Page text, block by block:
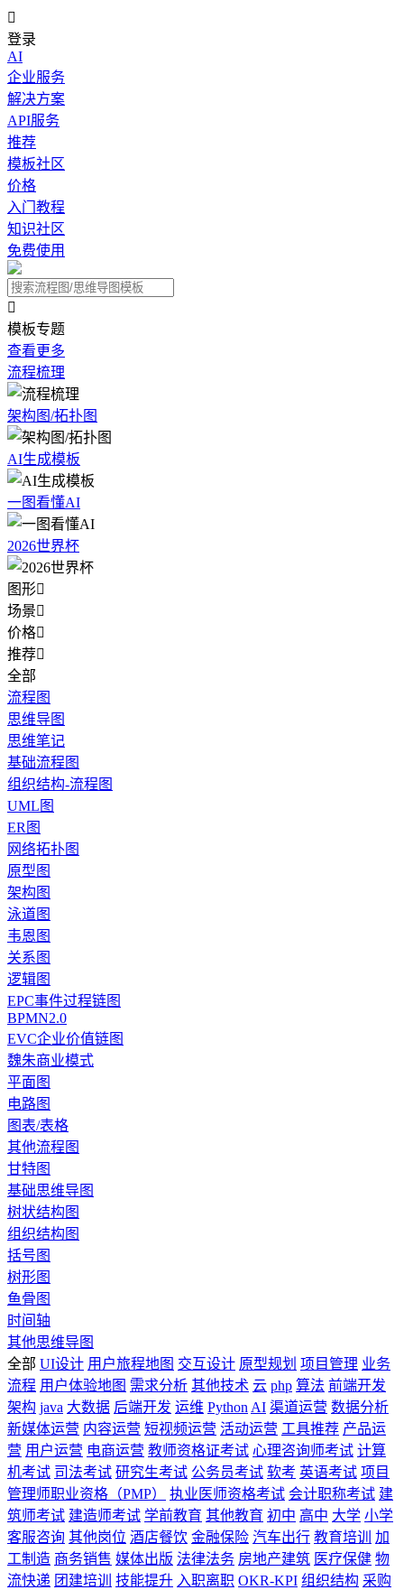

登录
AI
企业服务
解决方案
API服务
推荐
模板社区
价格
入门教程
知识社区
免费使用

模板专题
查看更多
流程梳理
架构图/拓扑图
AI生成模板
一图看懂AI
2026世界杯
图形
场景
价格
推荐
全部
流程图
思维导图
思维笔记
基础流程图
组织结构-流程图
UML图
ER图
网络拓扑图
原型图
架构图
泳道图
韦恩图
关系图
逻辑图
EPC事件过程链图
BPMN2.0
EVC企业价值链图
魏朱商业模式
平面图
电路图
图表/表格
其他流程图
甘特图
基础思维导图
树状结构图
组织结构图
括号图
树形图
鱼骨图
时间轴
其他思维导图
全部 UI设计 用户旅程地图 交互设计 原型规划 项目管理 业务
流程 用户体验地图 需求分析 其他技术 云 php 算法 前端开发
架构 java 大数据 后端开发 运维 Python AI 渠道运营 数据分析
新媒体运营 内容运营 短视频运营 活动运营 工具推荐 产品运
营 用户运营 电商运营 教师资格证考试 心理咨询师考试 计算
机考试 司法考试 研究生考试 公务员考试 软考 英语考试 项目
管理师职业资格（PMP）
执业医师资格考试 会计职称考试 建
筑师考试 建造师考试 学前教育 其他教育 初中 高中 大学 小学
客服咨询 其他岗位 酒店餐饮 金融保险 汽车出行 教育培训
加
工制造 商务销售 媒体出版 法律法务 房地产建筑 医疗保健 物
流快递 团建培训 技能提升 入职离职 OKR-KPI 组织结构 采购